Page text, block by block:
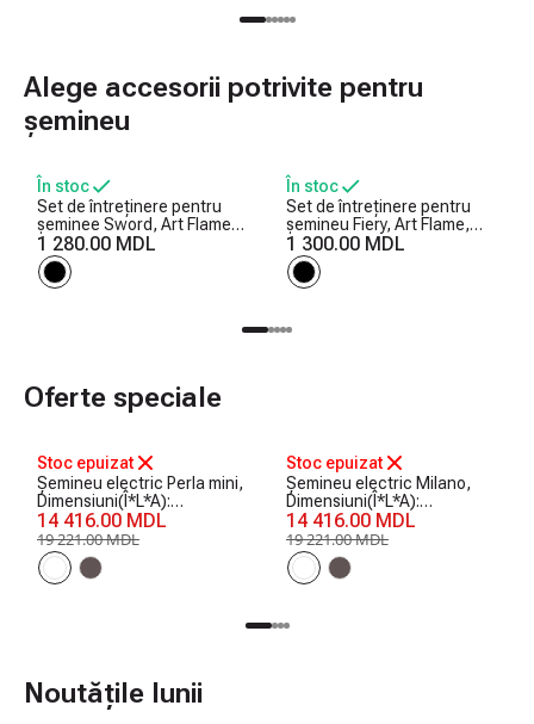
Alege accesorii potrivite pentru
șemineu
În stoc
Set de întreținere pentru
șeminee Sword, Art Flame,
750x250x250 mm
1 280.00 MDL
În stoc
Set de întreținere pentru
șemineu Fiery, Art Flame,
730x300x200 mm
1 300.00 MDL
Oferte speciale
Stoc epuizat
Șemineu electric Perla mini,
Dimensiuni(Î*L*A):
1020*1200*330 mm, 1500
W
14 416.00 MDL
19 221.00 MDL
Stoc epuizat
Șemineu electric Milano,
Dimensiuni(Î*L*A):
1020*1200*330 mm, 1500
W
14 416.00 MDL
19 221.00 MDL
Noutățile lunii